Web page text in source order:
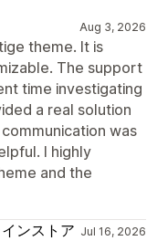
Aug 3, 2026
theme. It is
The support
time investigating
a real solution
was
I highly
and the
ンストア Jul 16, 2026